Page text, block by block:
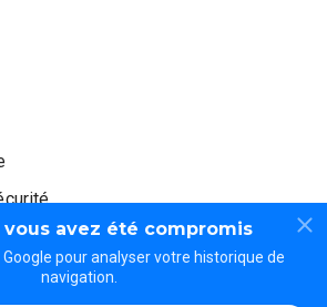
avez été compromis
pour analyser votre historique de
navigation.